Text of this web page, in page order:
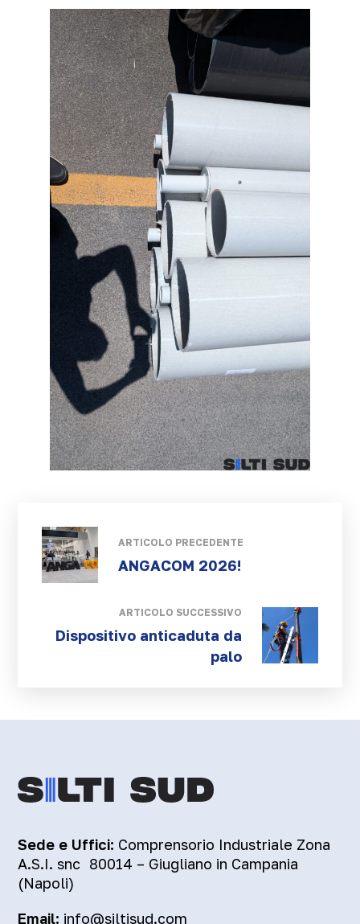
ARTICOLO PRECEDENTE
ANGACOM 2026!
ARTICOLO SUCCESSIVO
Dispositivo anticaduta da
palo
Sede e Uffici: Comprensorio Industriale Zona
A.S.I. snc 80014 – Giugliano in Campania
(Napoli)
Email: info@siltisud.com